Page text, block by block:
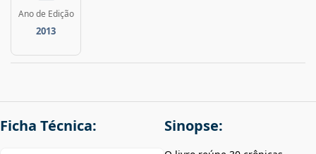
Ano de Edição
2013
Ficha Técnica: Sinopse: